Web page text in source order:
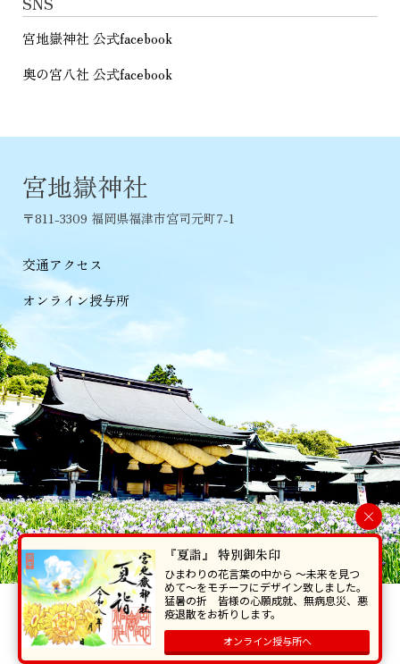
宮地嶽神社 公式facebook
奥の宮八社 公式facebook
宮地嶽神社
〒811-3309 福岡県福津市宮司元町7-1
交通アクセス
オンライン授与所
当ホームページで掲載の写真・イラスト等を無断で転写･複製することを
禁じます。
Copyright © Miyajidake Jinjya , All Rights Reserved.
×
『夏詣』 特別御朱印
ひまわりの花言葉の中から 〜未来を見つ
めて〜をモチーフにデザイン致しました。
猛暑の折 皆様の心願成就、無病息災、悪
疫退散をお祈りします。
オンライン授与所へ